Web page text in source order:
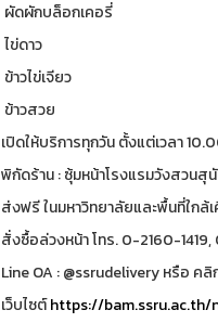
ผัดผักบล็อกเคอรี่
ไข่ดาว
ข้าวไข่เจียว
ข้าวสวย
เปิดให้บริการทุกวัน ตั้งแต่เวลา
พิกัดร้าน : ซุ้มหน้าโรงแรมวังสวนสุ
ส่งฟรี ในมหาวิทยาลัยและพื้นที่ใกล้
สั่งซื้อล่วงหน้า โทร. 0-2160-
Line OA : @ssrudelivery หรือ คลิ
เว็บไซต์https://bam.ssru.ac.th/